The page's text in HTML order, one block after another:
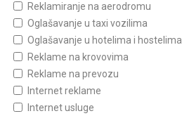
Reklamiranje na aerodromu
Oglašavanje u taxi vozilima
Oglašavanje u hotelima i hostelima
Reklame na krovovima
Reklame na prevozu
Internet reklame
Internet usluge